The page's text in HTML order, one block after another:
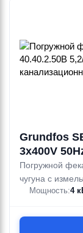
Grundfos
3x400V
Погружной
чугуна с
Мощность:4